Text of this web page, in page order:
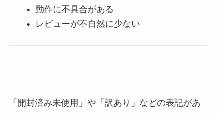
動作に不具合がある
レビューが不自然に少ない
「開封済み未使用」や「訳あり」などの表記があ